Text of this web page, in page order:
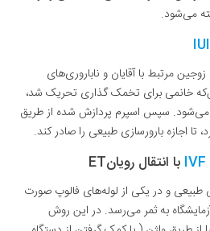
می‌شود.
IUI
مرتبط با آقایان و ناباروری‌های
خانمی برای تخمک‌ گذاری تحریک شد،
می‌شود. سپس اسپرم پردازش شده از طریق
تا اجازه بارورسازی طبیعی را صادر کند.
IVF با انتقال رویانET
طبیعی و در یکی از لوله‌های فالوپ صورت
به ثمر می‌رسد. در این روش